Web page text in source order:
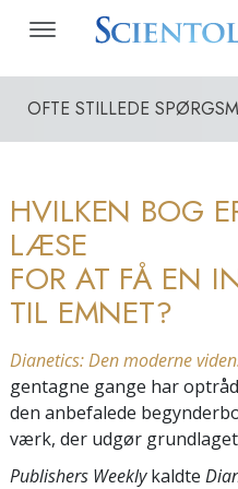
OFTE STILLEDE
HVILKEN BOG
LÆSE
FOR AT FÅ EN
TIL EMNET?
Dianetics: Den moderne
gentagne gange har
den anbefalede
værk, der udgør
Publishers Weeklykaldte